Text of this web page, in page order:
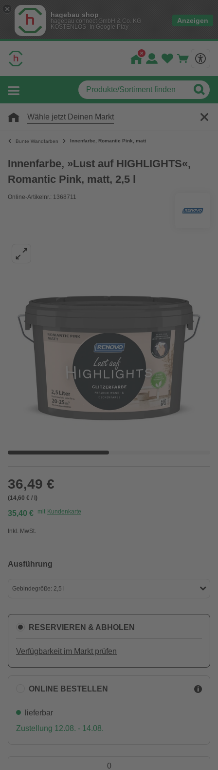
hagebau shop
hagebau connect GmbH & Co. KG
KOSTENLOS- In Google Play
Anzeigen
Wähle jetzt Deinen Markt
Bunte Wandfarben Innenfarbe, Romantic Pink, matt
Innenfarbe, »Lust auf HIGHLIGHTS«,
Romantic Pink, matt, 2,5 l
Online-Artikelnr.: 1368711
36,49 €
(14,60 € / l)
35,40 € mit Kundenkarte
Inkl. MwSt.
Ausführung
Gebindegröße: 2,5 l
RESERVIEREN & ABHOLEN
Verfügbarkeit im Markt prüfen
ONLINE BESTELLEN
lieferbar
Zustellung 12.08. - 14.08.